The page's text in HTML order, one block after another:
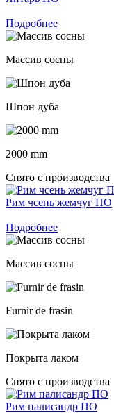
Подробнее
Массив сосны
Шпон дуба
2000 mm
Снято с производства
Рим чсень жемчуг ПО
Подробнее
Массив сосны
Furnir de frasin
Покрыта лаком
Снято с производства
Рим палисандр ПО